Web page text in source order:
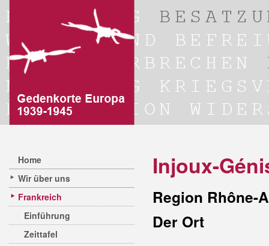
Home
Wir über uns
Frankreich
Einführung
Zeittafel
Injoux-
Region Rhône-
Der Ort